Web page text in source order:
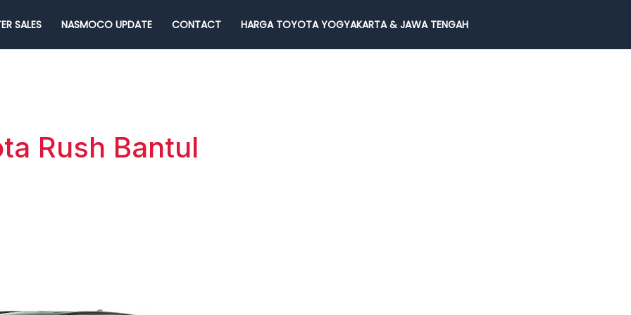
SALES NASMOCO UPDATE CONTACT HARGA TOYOTA YOGYAKARTA & JAWA TENGAH
Rush Bantul